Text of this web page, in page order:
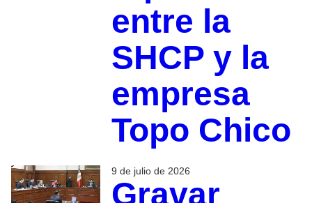
entre la
SHCP y la
empresa
Topo Chico
9 de julio de 2026
Gravar